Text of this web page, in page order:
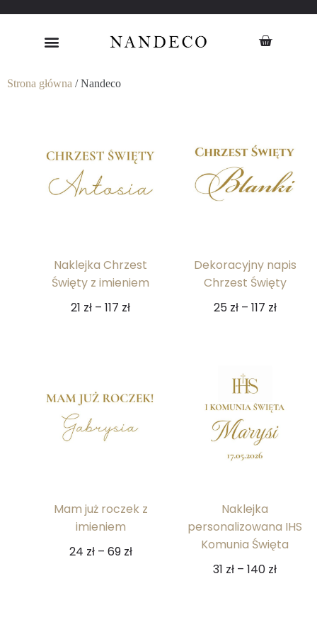
Strona główna / Nandeco
Naklejka Chrzest
Święty z imieniem
21 zł – 117 zł
Dekoracyjny napis
Chrzest Święty
25 zł – 117 zł
Mam już roczek z
imieniem
24 zł – 69 zł
Naklejka
personalizowana IHS
Komunia Święta
31 zł – 140 zł